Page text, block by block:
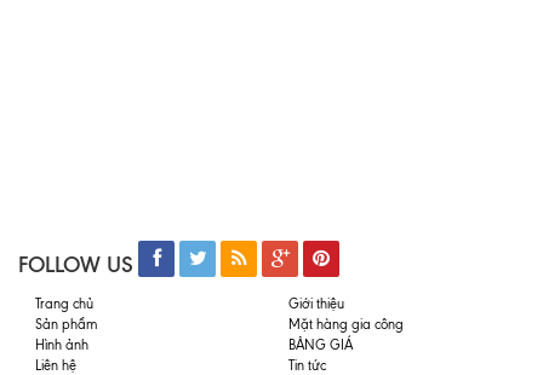
FOLLOW US
Trang chủ
Giới thiệu
Sản phẩm
Mặt hàng gia công
Hình ảnh
BẢNG GIÁ
Liên hệ
Tin tức